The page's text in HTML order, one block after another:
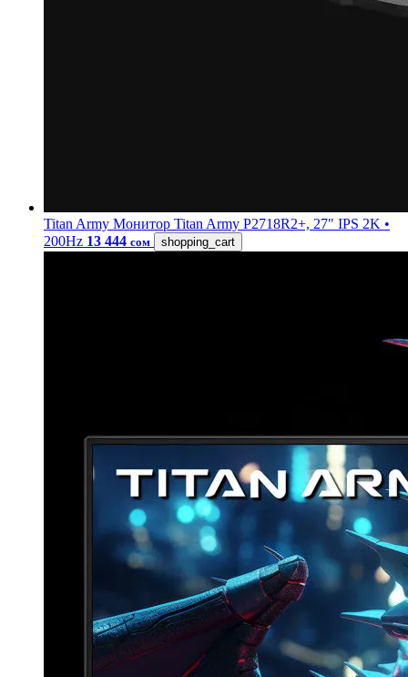
Titan Army Монитор Titan Army P2718R2+, 27" IPS 2K •
200Hz 13 444 сом shopping_cart